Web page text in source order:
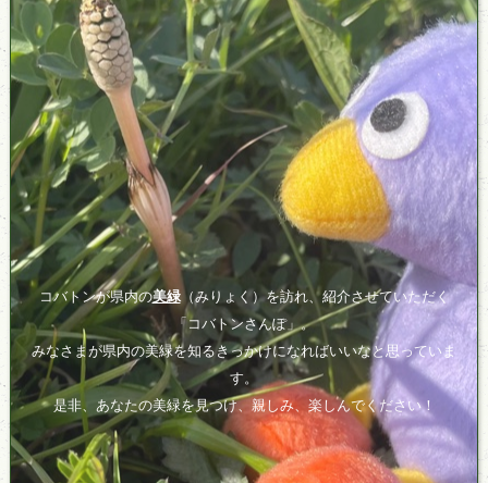
コバトンが県内の美緑（みりょく）を訪れ、紹介させていただく
「コバトンさんぽ」。
みなさまが県内の美緑を知るきっかけになればいいなと思っていま
す。
是非、あなたの美緑を見つけ、親しみ、楽しんでください！